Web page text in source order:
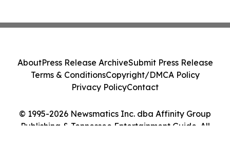
© 1995-2026 Newsmatics Inc. dba Affinity Group
Publishing & Tennessee Entertainment Guide. All
AboutPress Release ArchiveSubmit Press Release
Terms & ConditionsCopyright/DMCA Policy
Privacy PolicyContact